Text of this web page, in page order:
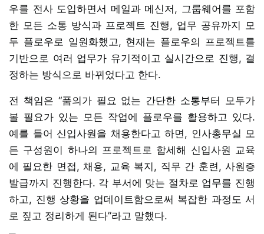
우를 전사 도입하면서 메일과 메신저, 그룹웨어를 포함
한 모든 소통 방식과 프로젝트 진행, 업무 공유까지 모
두 플로우로 일원화했고, 현재는 플로우의 프로젝트를
기반으로 여러 업무가 유기적이고 실시간으로 진행, 결
정하는 방식으로 바뀌었다고 한다.
전 책임은 “품의가 필요 없는 간단한 소통부터 모두가
볼 필요가 있는 모든 작업에 플로우를 활용하고 있다.
예를 들어 신입사원을 채용한다고 하면, 인사총무실 모
든 구성원이 하나의 프로젝트로 합세해 신입사원 교육
에 필요한 면접, 채용, 교육 복지, 직무 간 훈련, 사원증
발급까지 진행한다. 각 부서에 맞는 절차로 업무를 진행
하고, 진행 상황을 업데이트함으로써 복잡한 과정도 서
로 짚고 정리하게 된다”라고 말했다.